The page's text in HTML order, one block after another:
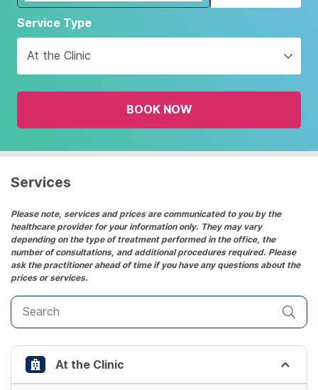
Navigate
forward
interact
with
the
and
date.
the
question
mark
key
to
get
the
keyboard
shortcuts
for
changing
Service Type
At the Clinic
BOOK NOW
Services
Please note, services and prices are communicated to you by the
healthcare provider for your information only. They may vary
depending on the type of treatment performed in the office, the
number of consultations, and additional procedures required. Please
ask the practitioner ahead of time if you have any questions about the
prices or services.
At the Clinic